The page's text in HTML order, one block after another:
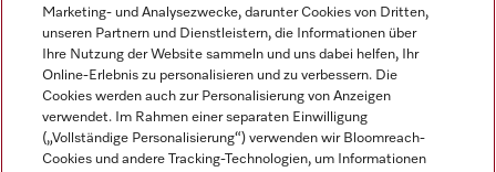
DEUTSCH
Miele auf Instagram
Miele auf Youtube
Marketing- und Analysezwecke, darunter Cookies von Dritten,
unseren Partnern und Dienstleistern, die Informationen über
Ihre Nutzung der Website sammeln und uns dabei helfen, Ihr
Online-Erlebnis zu personalisieren und zu verbessern. Die
Cookies werden auch zur Personalisierung von Anzeigen
verwendet. Im Rahmen einer separaten Einwilligung
(„Vollständige Personalisierung“) verwenden wir Bloomreach-
Cookies und andere Tracking-Technologien, um Informationen